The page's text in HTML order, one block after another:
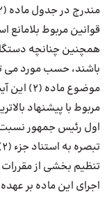
قوانین مربوط بلامانع
همچنین چنانچه
باشند، حسب مورد می
موضوع
مربوط با پیشنهاد
اول رئیس جمهور نسبت
اجرای این ماده بر